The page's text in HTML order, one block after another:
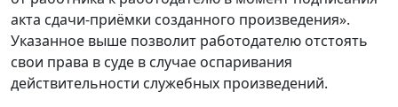
акта сдачи-приёмки созданного произведения».
Указанное выше позволит работодателю отстоять
свои права в суде в случае оспаривания
действительности служебных произведений.